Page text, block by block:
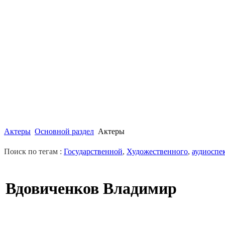
Актеры Основной раздел Актеры
Поиск по тегам : Государственной, Художественного,
Вдовиченков Владимир